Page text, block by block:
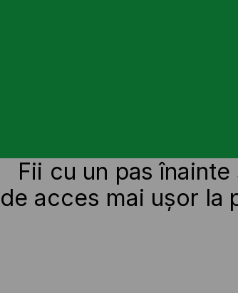
Fii cu un pas
de acces mai ușor la